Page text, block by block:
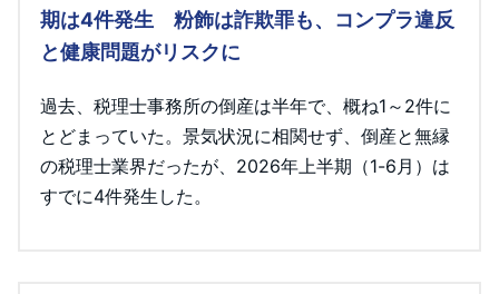
期は4件発生 粉飾は詐欺罪も、コンプラ違反
と健康問題がリスクに
過去、税理士事務所の倒産は半年で、概ね1～2件に
とどまっていた。景気状況に相関せず、倒産と無縁
の税理士業界だったが、2026年上半期（1-6月）は
すでに4件発生した。